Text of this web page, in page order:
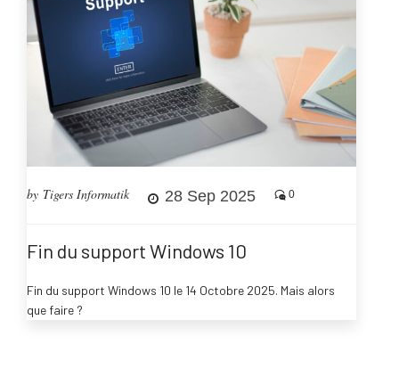
by Tigers Informatik 28 Sep 2025 0
Fin du support Windows 10
Fin du support Windows 10 le 14 Octobre 2025. Mais alors
que faire ?